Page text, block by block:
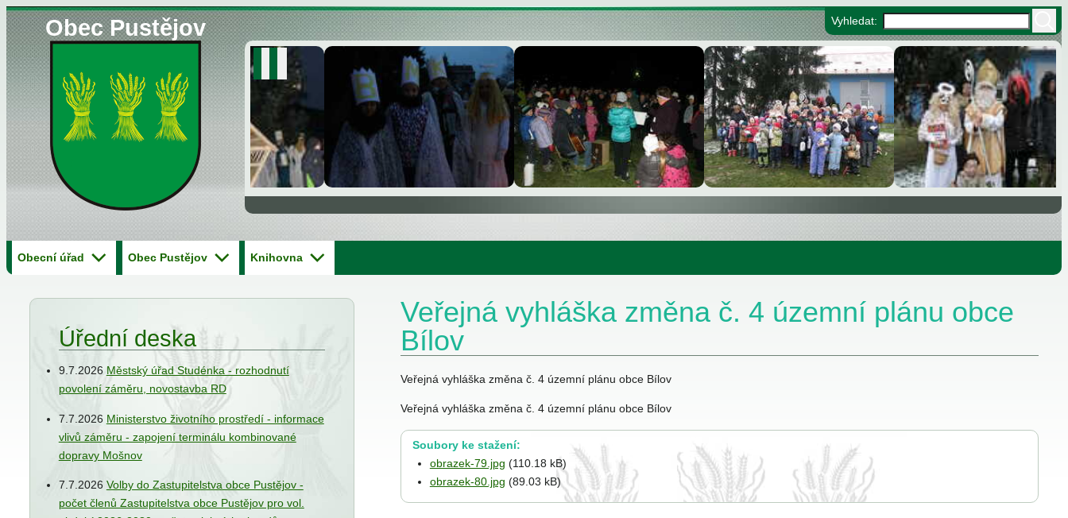
Obec Pustějov Vyhledat:
Obecní úřad Obec Pustějov Knihovna
Veřejná vyhláška změna č. 4 územní plánu obce
Bílov
Veřejná vyhláška změna č. 4 územní plánu obce Bílov
Veřejná vyhláška změna č. 4 územní plánu obce Bílov
Soubory ke stažení:
obrazek-79.jpg (110.18 kB)
obrazek-80.jpg (89.03 kB)
Úřední deska
9.7.2026 Městský úřad Studénka - rozhodnutí
povolení záměru, novostavba RD
7.7.2026 Ministerstvo životního prostředí - informace
vlivů záměru - zapojení terminálu kombinované
dopravy Mošnov
7.7.2026 Volby do Zastupitelstva obce Pustějov -
počet členů Zastupitelstva obce Pustějov pro vol.